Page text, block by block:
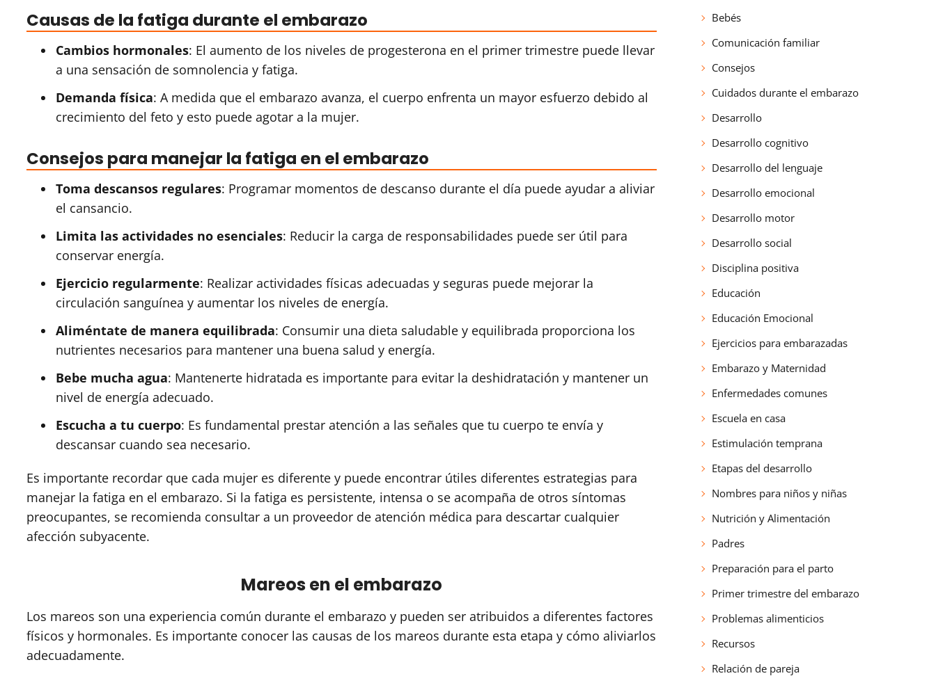
Causas de la fatiga durante el embarazo
Cambios hormonales: El aumento de los niveles de progesterona en el primer trimestre puede llevar
a una sensación de somnolencia y fatiga.
Demanda física: A medida que el embarazo avanza, el cuerpo enfrenta un mayor esfuerzo debido al
crecimiento del feto y esto puede agotar a la mujer.
Consejos para manejar la fatiga en el embarazo
Toma descansos regulares: Programar momentos de descanso durante el día puede ayudar a aliviar
el cansancio.
Limita las actividades no esenciales: Reducir la carga de responsabilidades puede ser útil para
conservar energía.
Ejercicio regularmente: Realizar actividades físicas adecuadas y seguras puede mejorar la
circulación sanguínea y aumentar los niveles de energía.
Aliméntate de manera equilibrada: Consumir una dieta saludable y equilibrada proporciona los
nutrientes necesarios para mantener una buena salud y energía.
Bebe mucha agua: Mantenerte hidratada es importante para evitar la deshidratación y mantener un
nivel de energía adecuado.
Escucha a tu cuerpo: Es fundamental prestar atención a las señales que tu cuerpo te envía y
descansar cuando sea necesario.
Es importante recordar que cada mujer es diferente y puede encontrar útiles diferentes estrategias para
manejar la fatiga en el embarazo. Si la fatiga es persistente, intensa o se acompaña de otros síntomas
preocupantes, se recomienda consultar a un proveedor de atención médica para descartar cualquier
afección subyacente.
Mareos en el embarazo
Los mareos son una experiencia común durante el embarazo y pueden ser atribuidos a diferentes factores
físicos y hormonales. Es importante conocer las causas de los mareos durante esta etapa y cómo aliviarlos
adecuadamente.
Bebés
Comunicación familiar
Consejos
Cuidados durante el embarazo
Desarrollo
Desarrollo cognitivo
Desarrollo del lenguaje
Desarrollo emocional
Desarrollo motor
Desarrollo social
Disciplina positiva
Educación
Educación Emocional
Ejercicios para embarazadas
Embarazo y Maternidad
Enfermedades comunes
Escuela en casa
Estimulación temprana
Etapas del desarrollo
Nombres para niños y niñas
Nutrición y Alimentación
Padres
Preparación para el parto
Primer trimestre del embarazo
Problemas alimenticios
Recursos
Relación de pareja